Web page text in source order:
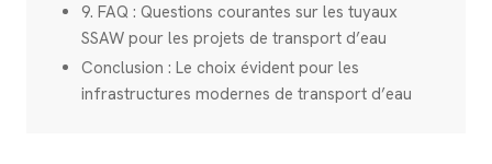
9. FAQ : Questions courantes sur les tuyaux
SSAW pour les projets de transport d’eau
Conclusion : Le choix évident pour les
infrastructures modernes de transport d’eau